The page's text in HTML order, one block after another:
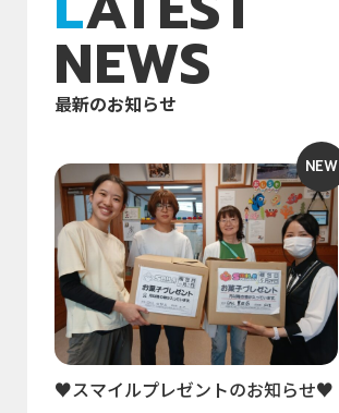
NEWS
最新のお知らせ
NEW
♥スマイルプレゼントのお知らせ♥